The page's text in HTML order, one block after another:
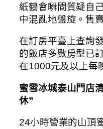
紙鶴會瞬間質疑自
中混亂地盤旋。售
在訂房平臺上查詢
的飯店多數房型已
在1000元及以上每
蜜雪冰城泰山門店
休”
24小時營業的山頂